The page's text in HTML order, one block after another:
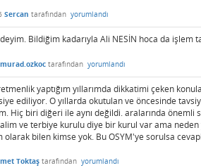
Sercan tarafından yorumlandı
Bildiğim kadarıyla Ali NESİN hoca da işlem
murad.ozkoc tarafından yorumlandı
yaptığım yıllarımda dikkatimi çeken
ediliyor. O yıllarda okutulan ve öncesinde
Hiç biri diğeri ile aynı değildi. aralarında
ve terbiye kurulu diye bir kurul var ama
olarak bilen kimse yok. Bu OSYM'ye sorulsa
Toktaş tarafından yorumlandı